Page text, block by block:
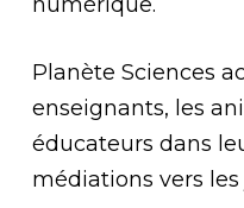
Planète Sciences
enseignants, les
éducateurs dans
médiations vers les